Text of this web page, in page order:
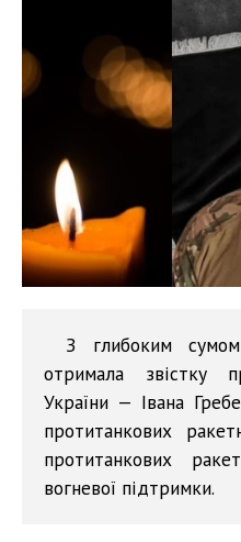
З глибоким
отримала звістку
України — Івана
протитанкових
протитанкових
вогневої підтримки.